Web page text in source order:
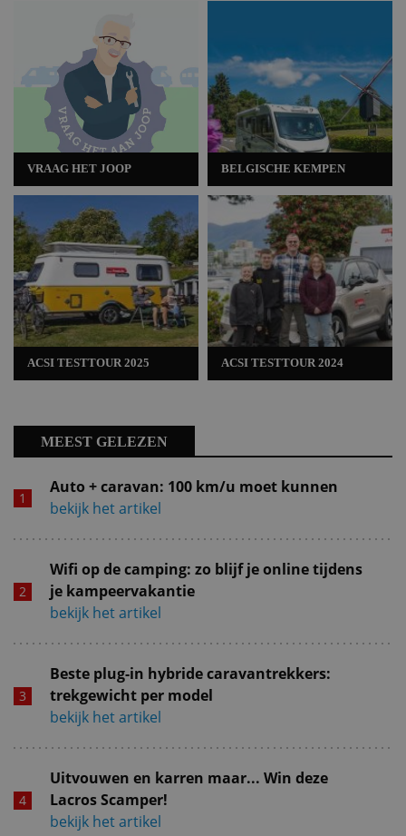
VRAAG HET JOOP
ACSI TESTTOUR 2025
BELGISCHE KEMPEN
ACSI TESTTOUR 2024
MEEST GELEZEN
Auto + caravan: 100 km/u moet kunnen
bekijk het artikel
Wifi op de camping: zo blijf je online tijdens
je kampeervakantie
bekijk het artikel
Beste plug-in hybride caravantrekkers:
trekgewicht per model
bekijk het artikel
Uitvouwen en karren maar... Win deze
Lacros Scamper!
bekijk het artikel